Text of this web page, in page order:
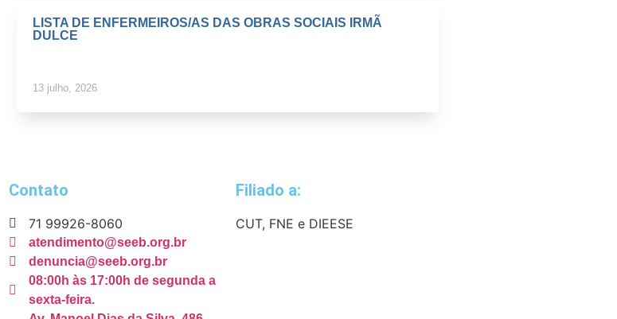
LISTA DE ENFERMEIROS/AS DAS OBRAS SOCIAIS IRMÃ
DULCE
13 julho, 2026
Contato
71 99926-8060
atendimento@seeb.org.br
denuncia@seeb.org.br
08:00h às 17:00h de segunda a
sexta-feira.
Filiado a:
CUT, FNE e DIEESE